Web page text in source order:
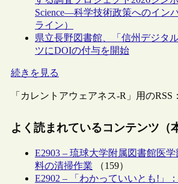
Science―科学技術政策へのイン
ライン）
県立長野図書館、「信州デジタ
ツにDOIの付与を開始
続きを見る
「カレントアウェアネス-R」用のRSS：
よく読まれているコンテンツ（
E2903 – 琉球大学附属図書館医
料の清掃作業 （159）
E2902 – 「わかっていいとも!」